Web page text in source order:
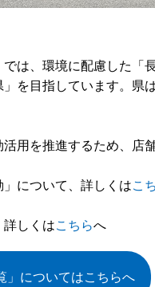
では、環境に配慮した
を目指しています。
用を推進するため、店
について、詳しくはこ
しくはこちらへ
についてはこちらへ